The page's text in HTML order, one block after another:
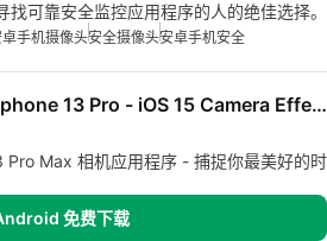
可靠安全监控应用程序的人的绝佳选择。
手机摄像头安全摄像头安卓手机安全
Camera for iphone 13 Pro - iOS 15 Camera Effect
Pro Max 相机应用程序 - 捕捉你最美好的时
免费下载